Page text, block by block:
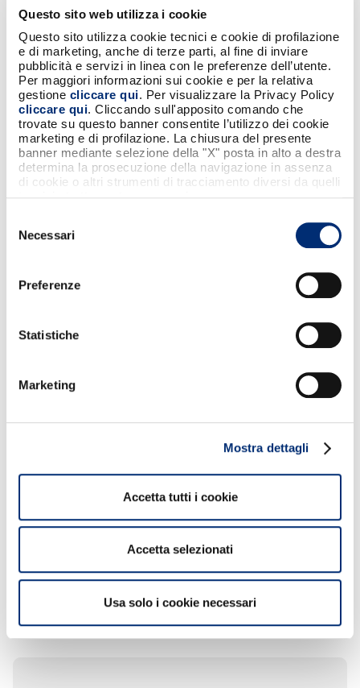
Questo sito web utilizza i cookie
Questo sito utilizza cookie tecnici e cookie di profilazione
e di marketing, anche di terze parti, al fine di inviare
pubblicità e servizi in linea con le preferenze dell’utente.
Per maggiori informazioni sui cookie e per la relativa
gestione cliccare qui. Per visualizzare la Privacy Policy
cliccare qui. Cliccando sull'apposito comando che
trovate su questo banner consentite l’utilizzo dei cookie
marketing e di profilazione. La chiusura del presente
banner mediante selezione della "X" posta in alto a destra
determina la prosecuzione della navigazione in assenza
di cookie o altri strumenti di tracciamento diversi da quelli
delNecessari
Preferenze
Statistiche
Marketing
Mostra dettagli
Accetta tutti i cookie
Accetta selezionati
Usa solo i cookie necessari
SCARICA SUBITO
L'APP BANCOMAT
e scopri tutte le funzionalità
DOMANDE FREQUENTI